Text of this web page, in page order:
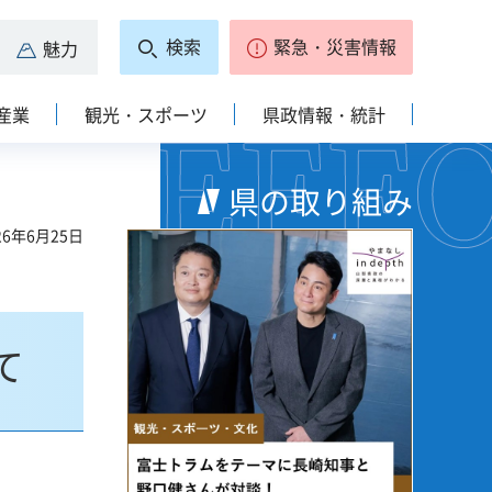
魅力 検索 緊急・災害情報
業 観光・スポーツ 県政情報・統計
年6月25日
県の取り組み